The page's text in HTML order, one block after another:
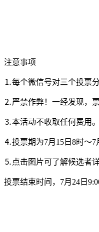
注意事项
⒈每个微信号对三个投票
⒉严禁作弊！一经发现，票
⒊本活动不收取任何费用。
⒋投票期为7月15日8时～7
⒌点击图片可了解候选者详
投票结束时间，7月24日